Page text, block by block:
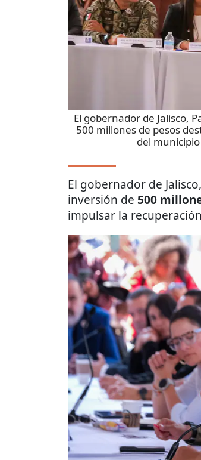
El gobernador de Jalisco,
500 millones de pesos
del
El gobernador de Jalisco,
inversión de 500
impulsar la